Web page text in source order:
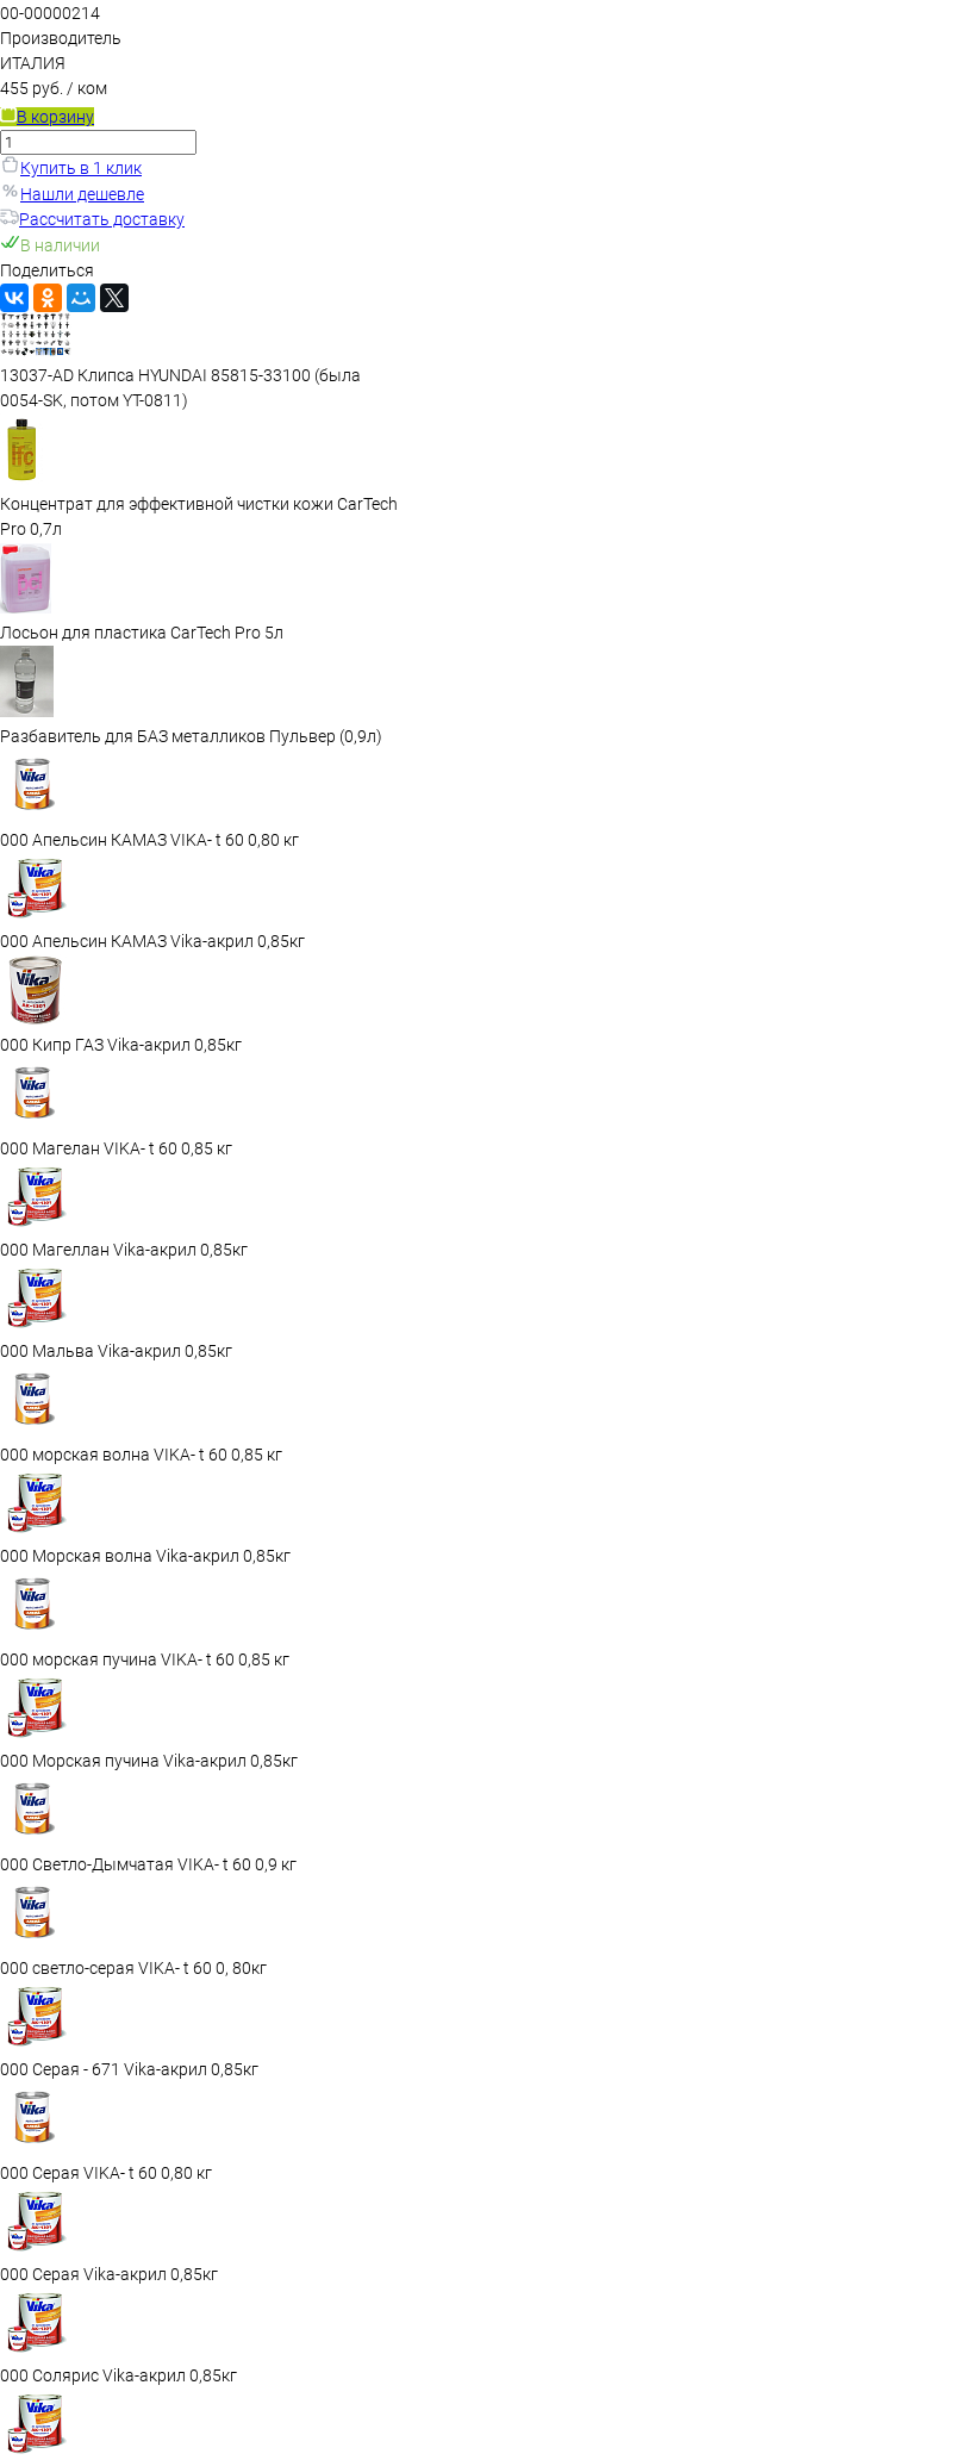
00-00000214
Производитель
ИТАЛИЯ
455 руб. / ком
В корзину
Купить в 1 клик
Нашли дешевле
Рассчитать доставку
В наличии
Поделиться
13037-AD Клипса HYUNDAI 85815-33100 (была
0054-SK, потом YT-0811)
Концентрат для эффективной чистки кожи CarTech
Pro 0,7л
Лосьон для пластика CarTech Pro 5л
Разбавитель для БАЗ металликов Пульвер (0,9л)
000 Апельсин КАМАЗ VIKA- t 60 0,80 кг
000 Апельсин КАМАЗ Vika-акрил 0,85кг
000 Кипр ГАЗ Vika-акрил 0,85кг
000 Магелан VIKA- t 60 0,85 кг
000 Магеллан Vika-акрил 0,85кг
000 Мальва Vika-акрил 0,85кг
000 морская волна VIKA- t 60 0,85 кг
000 Морская волна Vika-акрил 0,85кг
000 морская пучина VIKA- t 60 0,85 кг
000 Морская пучина Vika-акрил 0,85кг
000 Светло-Дымчатая VIKA- t 60 0,9 кг
000 светло-серая VIKA- t 60 0, 80кг
000 Серая - 671 Vika-акрил 0,85кг
000 Серая VIKA- t 60 0,80 кг
000 Серая Vika-акрил 0,85кг
000 Солярис Vika-акрил 0,85кг